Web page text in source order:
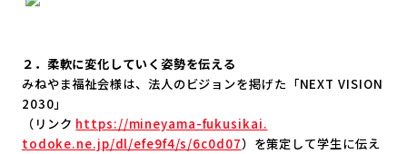
２．柔軟に変化していく姿勢を伝える
みねやま福祉会様は、法人のビジョンを掲げた「NEXT VISION
2030」
（リンク https://mineyama-fukusikai.
todoke.ne.jp/dl/efe9f4/s/6c0d07）を策定して学生に伝え